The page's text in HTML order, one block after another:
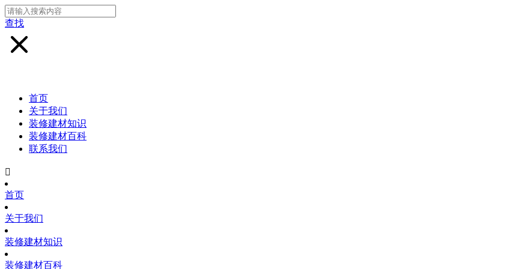
查找
首页
关于我们
装修建材知识
装修建材百科
联系我们

首页
关于我们
装修建材知识
装修建材百科